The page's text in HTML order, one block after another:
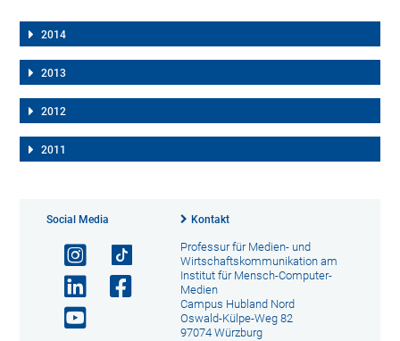
2014
2013
2012
2011
Social Media Kontakt
Professur für Medien- und
Wirtschaftskommunikation am
Institut für Mensch-Computer-
Medien
Campus Hubland Nord
Oswald-Külpe-Weg 82
97074 Würzburg